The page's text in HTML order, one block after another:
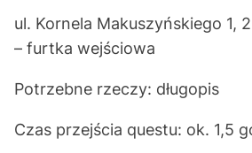
ul. Kornela Makuszyńskiego 1,
– furtka wejściowa
Potrzebne rzeczy: długopis
Czas przejścia questu: ok. 1,5